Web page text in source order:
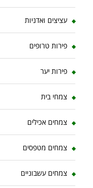
עציצים ואדניות
פירות טרופים
פירות יער
צמחי בית
צמחים אכילים
צמחים מטפסים
צמחים עשבוניים